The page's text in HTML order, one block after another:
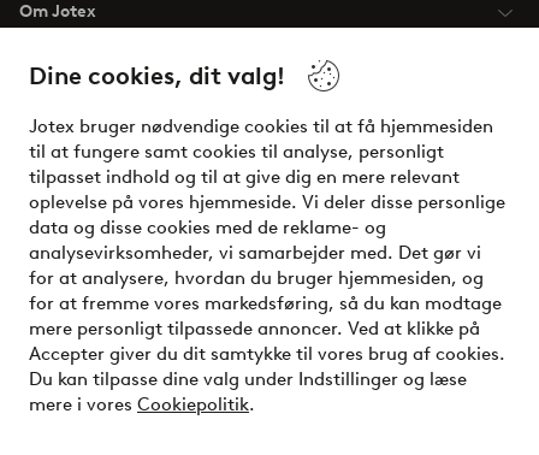
Dine cookies, dit valg!
Jotex bruger nødvendige cookies til at få hjemmesiden
til at fungere samt cookies til analyse, personligt
tilpasset indhold og til at give dig en mere relevant
oplevelse på vores hjemmeside. Vi deler disse personlige
data og disse cookies med de reklame- og
analysevirksomheder, vi samarbejder med. Det gør vi
for at analysere, hvordan du bruger hjemmesiden, og
for at fremme vores markedsføring, så du kan modtage
mere personligt tilpassede annoncer. Ved at klikke på
Accepter giver du dit samtykke til vores brug af cookies.
Du kan tilpasse dine valg under Indstillinger og læse
mere i vores Cookiepolitik.
Om Jotex
Vilkår
Venner
Sikre betalinger - betal nu eller del op
Vil du vide mere om vores betalingsmuligheder?
elpy